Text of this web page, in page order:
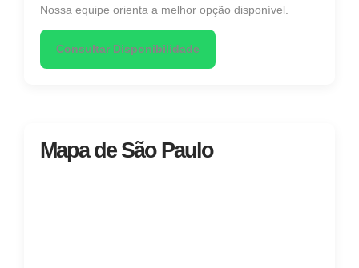
Nossa equipe orienta a melhor opção disponível.
Consultar Disponibilidade
Mapa de São Paulo